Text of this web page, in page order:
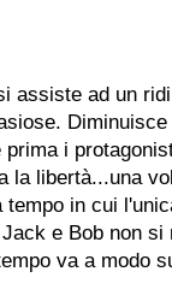
assiste ad un
i
la libertà...una
in cui
e Bob non
va a modo